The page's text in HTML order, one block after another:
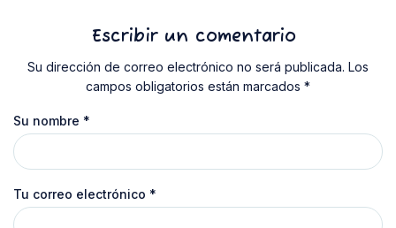
Escribir un comentario
Su dirección de correo electrónico no será publicada. Los
campos obligatorios están marcados *
Su nombre *
Tu correo electrónico *